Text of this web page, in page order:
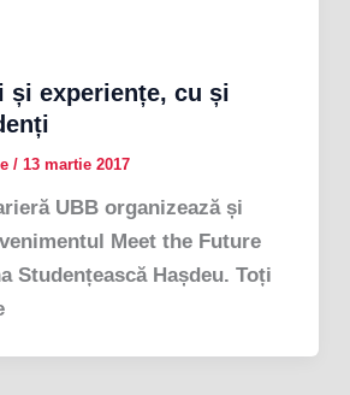
și experiențe, cu și
/ 13 martie 2017
UBB organizează și
Meet the Future
Studențească Hașdeu. Toți